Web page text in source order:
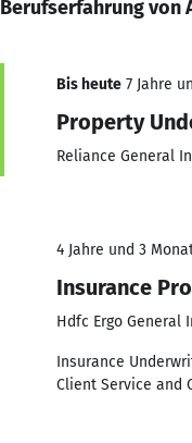
Berufserfahrung von
Bis heute 7 Jahre
Property
Reliance General
4 Jahre und 3
Insurance
Hdfc Ergo General
Insurance
Client Service and